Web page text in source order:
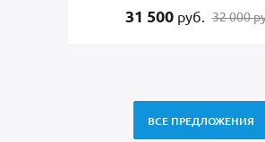
48 500
ВСЕ ПРЕДЛОЖЕНИЯ